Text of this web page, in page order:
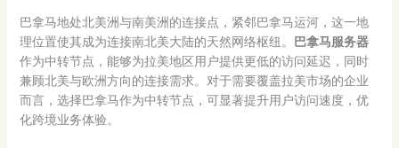
巴拿马地处北美洲与南美洲的连接点，紧邻巴拿马运河，这一地
理位置使其成为连接南北美大陆的天然网络枢纽。 巴拿马服务器
作为中转节点，能够为拉美地区用户提供更低的访问延迟，同时
兼顾北美与欧洲方向的连接需求。对于需要覆盖拉美市场的企业
而言，选择巴拿马作为中转节点，可显著提升用户访问速度，优
化跨境业务体验。